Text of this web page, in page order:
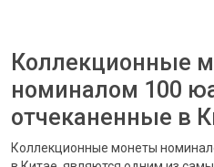
Коллекционные
номиналом 100
отчеканенные в
Коллекционные монеты